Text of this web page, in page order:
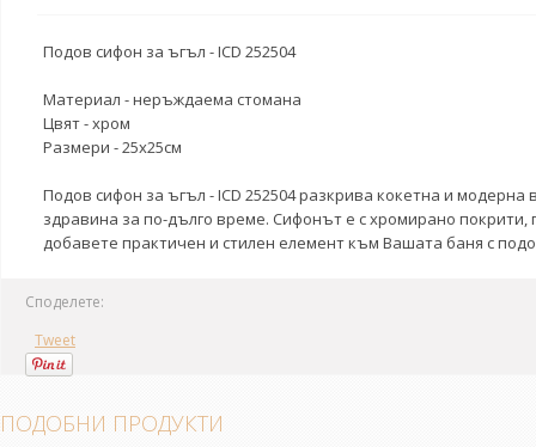
Подов сифон за ъгъл - ICD 252504
Материал - неръждаема стомана
Цвят - хром
Размери - 25x25см
Подов сифон за ъгъл - ICD 252504 разкрива кокетна и
здравина за по-дълго време. Сифонът е с хромирано
добавете практичен и стилен елемент към Вашата баня с
Споделете:
Tweet
ПОДОБНИ ПРОДУКТИ